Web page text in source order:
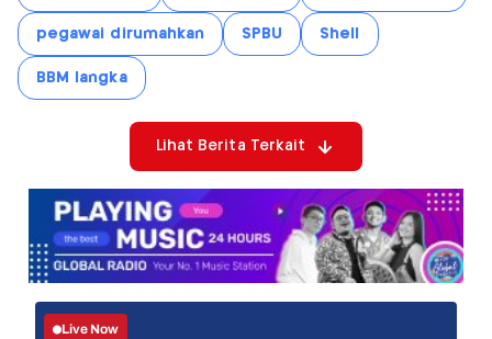
pegawai dirumahkan SPBU Shell
BBM langka
Lihat Berita Terkait
Live Now